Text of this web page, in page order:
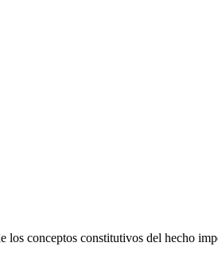
conceptos constitutivos del hecho